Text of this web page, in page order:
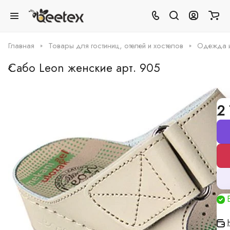
Главная Товары для гостиниц, отелей и хостелов Одежда и
Сабо Leon женские арт. 905
Грамотная поддержка Наши специалисты -
профессионалы
Мы производитель
А это значит можем предложить
низкие цены и изготовление по индивидуальным
2